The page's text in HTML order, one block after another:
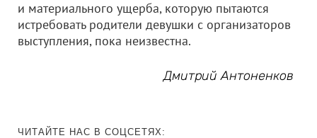
и материального ущерба, которую пытаются
истребовать родители девушки с организаторов
выступления, пока неизвестна.
Дмитрий Антоненков
ЧИТАЙТЕ НАС В СОЦСЕТЯХ: